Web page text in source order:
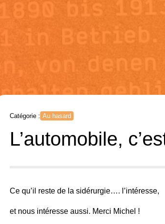
Catégorie : Au hasard
L’automobile,
Ce qu’il reste de la sidérurgie…. l’intéresse,
et nous intéresse aussi. Merci Michel !